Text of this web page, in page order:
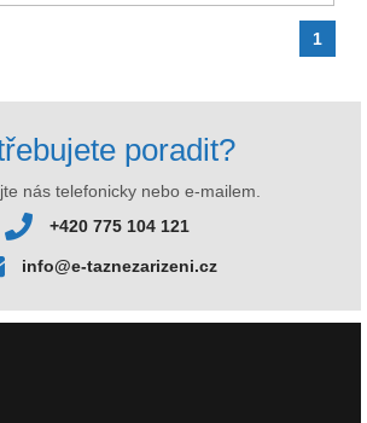
1
poradit?
nás telefonicky nebo e-mailem.
+420 775 104 121
info@e-taznezarizeni.cz